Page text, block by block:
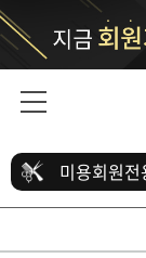
미용회원전